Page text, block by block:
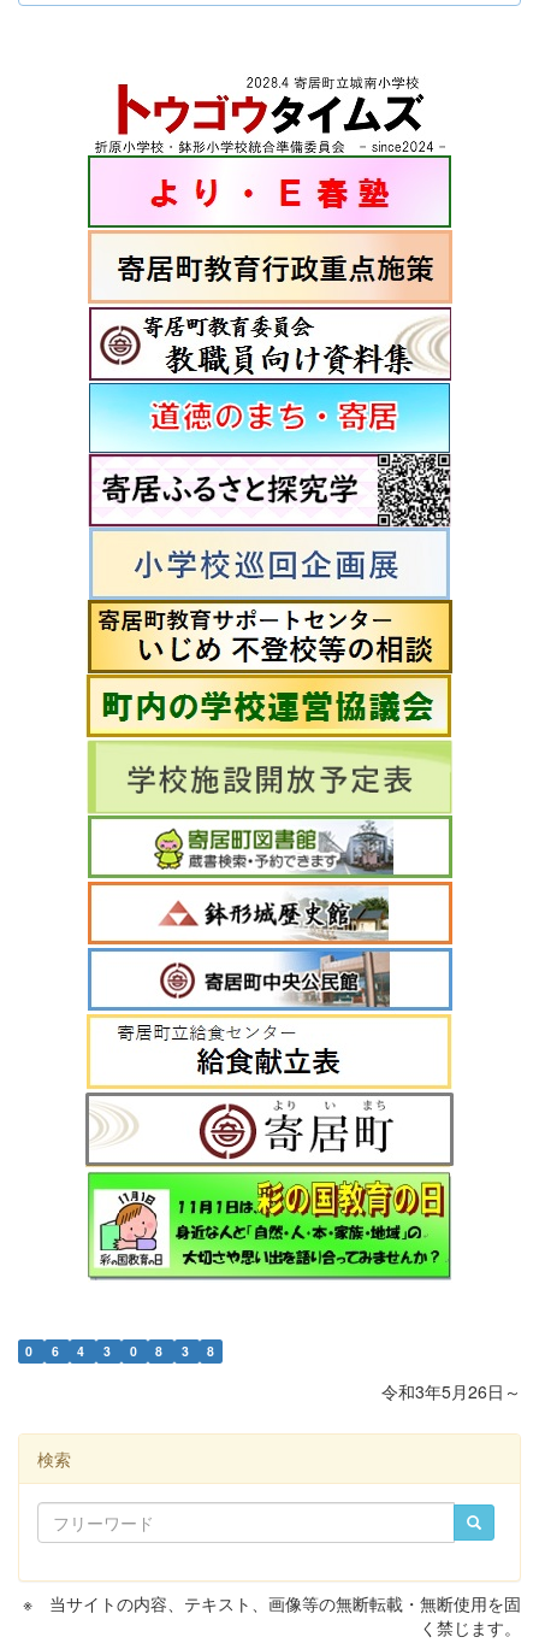
0 6 4 3 0 8 3 8
令和3年5月26日～
検索
※ 当サイトの内容、テキスト、画像等の無断転載・無断使用を固
く禁じます。